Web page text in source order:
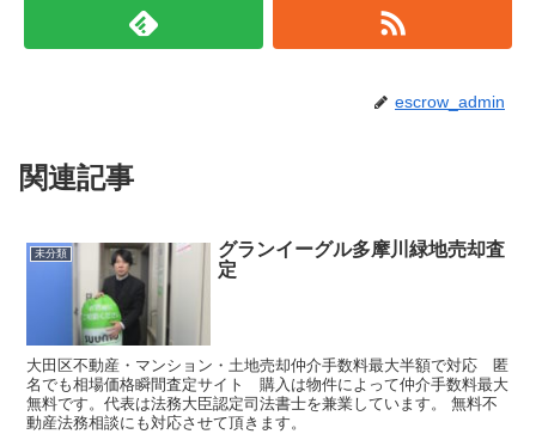
escrow_admin
関連記事
未分類
グランイーグル多摩川緑地売却査
定
大田区不動産・マンション・土地売却仲介手数料最大半額で対応 匿
名でも相場価格瞬間査定サイト 購入は物件によって仲介手数料最大
無料です。代表は法務大臣認定司法書士を兼業しています。 無料不
動産法務相談にも対応させて頂きます。